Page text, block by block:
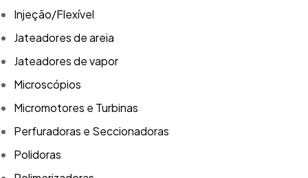
Injeção/Flexível
Jateadores de areia
Jateadores de vapor
Microscópios
Micromotores e Turbinas
Perfuradoras e Seccionadoras
Polidoras